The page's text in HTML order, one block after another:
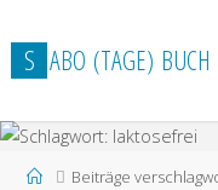
Inhalt
springen
S ABO (TAGE) BUCH
StartBeiträge